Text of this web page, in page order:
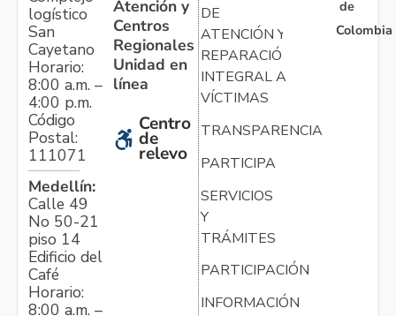
logístico
San
Cayetano
Horario:
8:00 a.m. –
4:00 p.m.
Código
Postal:
111071
Medellín:
Calle 49
No 50-21
piso 14
Edificio del
Café
Horario:
8:00 a.m. –
Atención y
Centros
Regionales
Unidad en
línea
Centro
de
relevo
DE
ATENCIÓN Y
REPARACIÓN
INTEGRAL A
VÍCTIMAS
TRANSPARENCIA
PARTICIPA
SERVICIOS
Y
TRÁMITES
PARTICIPACIÓN
INFORMACIÓN
de
Colombia